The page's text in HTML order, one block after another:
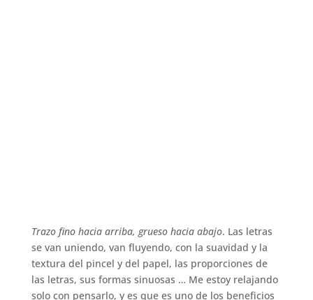
Trazo fino hacia arriba, grueso hacia abajo. Las letras
se van uniendo, van fluyendo, con la suavidad y la
textura del pincel y del papel, las proporciones de
las letras, sus formas sinuosas … Me estoy relajando
solo con pensarlo, y es que es uno de los beneficios